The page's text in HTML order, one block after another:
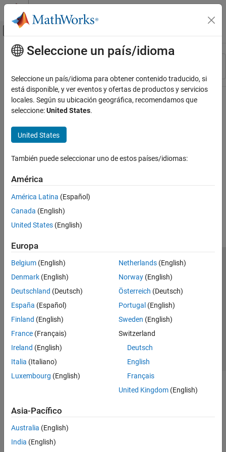
Saltar al contenido
Mostrar/ocultar menú de navegación
Recurso
Contenido principal
Seleccione un país/idioma
Seleccione un país/idioma para obtener contenido traducido, si
está disponible, y ver eventos y ofertas de productos y servicios
locales. Según su ubicación geográfica, recomendamos que
seleccione:United States.
United States
También puede seleccionar uno de estos países/idiomas:
América
América Latina (Español)
Canada (English)
United States (English)
Europa
Belgium (English)
Denmark (English)
Deutschland (Deutsch)
España (Español)
Finland (English)
France (Français)
Ireland (English)
Italia (Italiano)
Luxembourg (English)
Netherlands(English)
Norway(English)
Österreich (Deutsch)
Portugal (English)
Sweden (English)
Switzerland
Deutsch
English
Français
United Kingdom(English)
Asia-Pacífico
Australia (English)
India (English)
Centro de confianza
Marcas comerciales
Política de privacidad
Antipiratería
Estado de las aplicaciones
Información de contacto
© 1994-2026 The MathWorks, Inc.